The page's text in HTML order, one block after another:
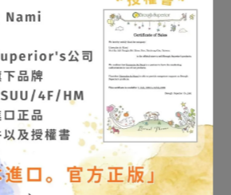
幸能將日本手作藝術帶到台灣，
充滿靈魂的美。
新
體質感與色彩層次。